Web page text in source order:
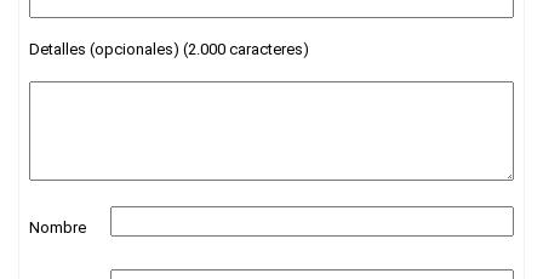
Detalles (opcionales) (2.000 caracteres)
Nombre